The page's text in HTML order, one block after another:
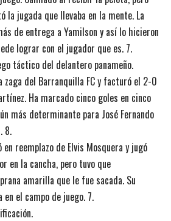
la jugada que llevaba en la mente. La
de entrega a Yamilson y así lo hicieron
lograr con el jugador que es. 7.
táctico del delantero panameño.
zaga del Barranquilla FC y facturó el 2-0
Ha marcado cinco goles en cinco
más determinante para José Fernando
8.
en reemplazo de Elvis Mosquera y jugó
en la cancha, pero tuvo que
amarilla que le fue sacada. Su
el campo de juego. 7.